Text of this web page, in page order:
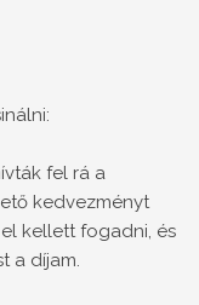
fel rá a
kedvezményt
kellett fogadni, és
a díjam.